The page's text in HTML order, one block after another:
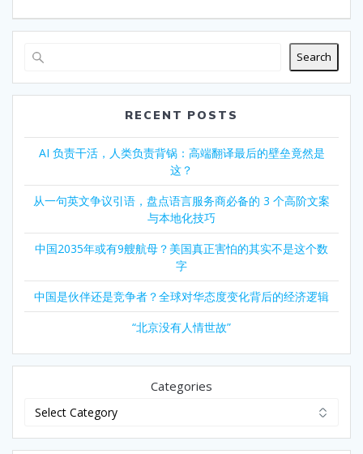
Search
RECENT POSTS
AI 负责干活，人类负责背锅：高端翻译最后的壁垒竟然是
这？
从一句英文争议引语，盘点语言服务商必备的 3 个高阶文案
与本地化技巧
中国2035年或有9艘航母？美国真正害怕的其实不是这个数
字
中国是伙伴还是竞争者？全球对华态度变化背后的经济逻辑
“北京没有人情世故”
Categories